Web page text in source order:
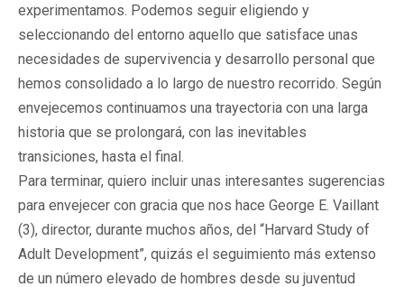
experimentamos. Podemos seguir eligiendo y
seleccionando del entorno aquello que satisface unas
necesidades de supervivencia y desarrollo personal que
hemos consolidado a lo largo de nuestro recorrido. Según
envejecemos continuamos una trayectoria con una larga
historia que se prolongará, con las inevitables
transiciones, hasta el final.
Para terminar, quiero incluir unas interesantes sugerencias
para envejecer con gracia que nos hace George E. Vaillant
(3), director, durante muchos años, del “Harvard Study of
Adult Development”, quizás el seguimiento más extenso
de un número elevado de hombres desde su juventud